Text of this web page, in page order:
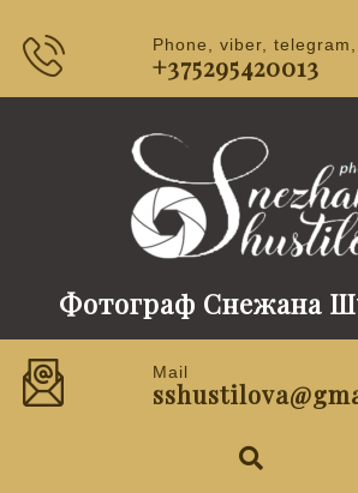
Phone, viber,
+375295420013
Фотограф Снежана
Mail